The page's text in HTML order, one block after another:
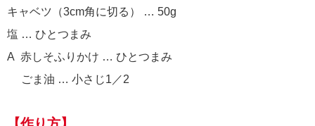
キャベツ（3cm角に切る） … 50g
塩 … ひとつまみ
A 赤しそふりかけ … ひとつまみ
ごま油 … 小さじ1／2